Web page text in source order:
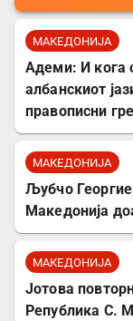
МАКЕДОНИЈА
Адеми: И кога
албанскиот
правописни
МАКЕДОНИЈА
Љубчо
Македонија
МАКЕДОНИЈА
Јотова
Република С.